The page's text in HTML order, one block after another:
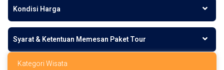
Kondisi Harga
Syarat & Ketentuan Memesan Paket Tour
Kategori Wisata